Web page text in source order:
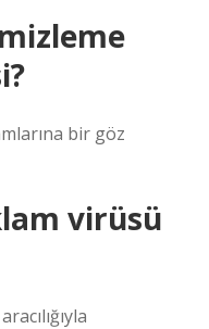
bir göz
virüsü